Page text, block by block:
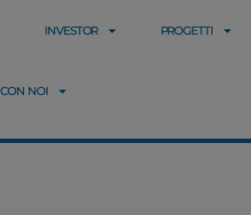
INVESTOR PROGETTI
NOI